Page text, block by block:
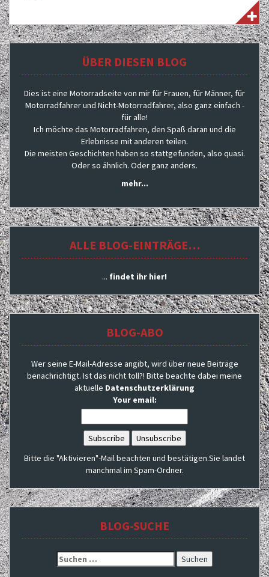
ÜBER DIESEN BLOG
Dies ist eine Motorradseite von mir für Frauen, für Männer, für
Motorradfahrer und Nicht-Motorradfahrer, also ganz einfach -
für alle!
Ich möchte das Motorradfahren, den Spaß daran und die
Erlebnisse mit anderen teilen.
Die meisten Geschichten haben so stattgefunden, also quasi.
Oder so ähnlich. Oder ganz anders.
mehr...
ALLE BLOG-EINTRÄGE…
... findet ihr hier!
BLOG-ABO
Wer seine E-Mail-Adresse angibt, wird über neue Beiträge
benachrichtigt. Ist das nicht toll?! Bitte beachte dabei meine
aktuelle Datenschutzerklärung
Your email:
Bitte die "Aktivieren"-Mail beachten und bestätigen.Sie landet
manchmal im Spam-Ordner.
BLOG-SUCHE
Suchen
nach: